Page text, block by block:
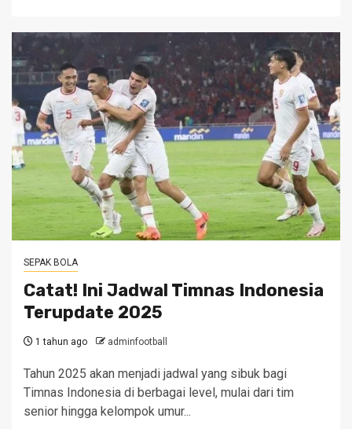
SEPAK BOLA
Catat! Ini Jadwal Timnas Indonesia
Terupdate 2025
1 tahun ago adminfootball
Tahun 2025 akan menjadi jadwal yang sibuk bagi
Timnas Indonesia di berbagai level, mulai dari tim
senior hingga kelompok umur...